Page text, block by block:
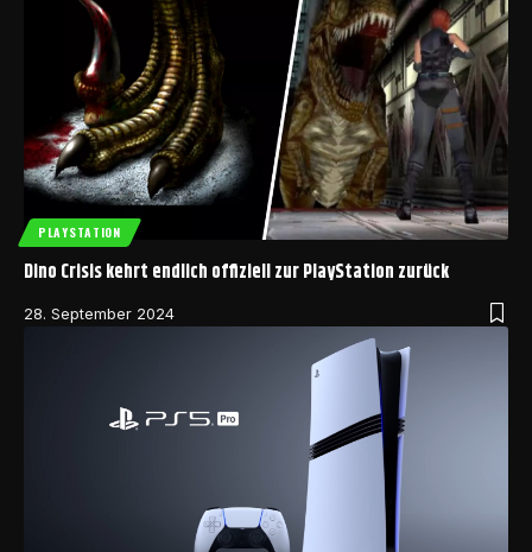
PLAYSTATION
Dino Crisis kehrt endlich offiziell zur PlayStation zurück
28. September 2024